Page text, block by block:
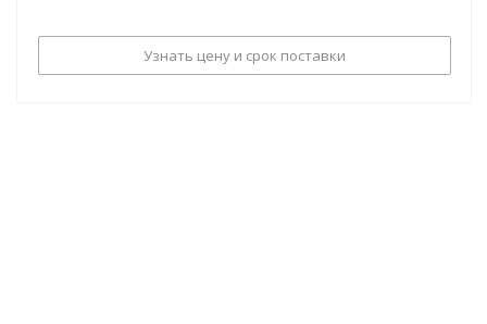
Узнать цену и срок поставки